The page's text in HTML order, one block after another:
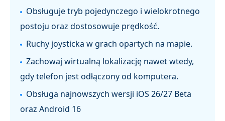
Obsługuje tryb pojedynczego i wielokrotnego
postoju oraz dostosowuje prędkość.
Ruchy joysticka w grach opartych na mapie.
Zachowaj wirtualną lokalizację nawet wtedy,
gdy telefon jest odłączony od komputera.
Obsługa najnowszych wersji iOS 26/27 Beta
oraz Android 16